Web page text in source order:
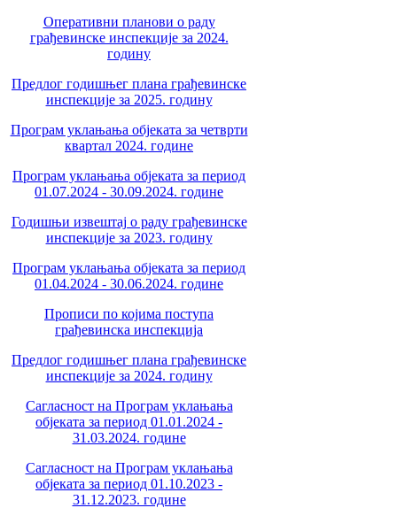
Оперативни планови о раду
грађевинске инспекције за 2024.
годину
Предлог годишњег плана грађевинске
инспекције за 2025. годину
Програм уклањања објеката за четврти
квартал 2024. године
Програм уклањања објеката за период
01.07.2024 - 30.09.2024. године
Годишњи извештај о раду грађевинске
инспекције за 2023. годину
Програм уклањања објеката за период
01.04.2024 - 30.06.2024. године
Прописи по којима поступа
грађевинска инспекција
Предлог годишњег плана грађевинске
инспекције за 2024. годину
Сагласност на Програм уклањања
објеката за период 01.01.2024 -
31.03.2024. године
Сагласност на Програм уклањања
објеката за период 01.10.2023 -
31.12.2023. године